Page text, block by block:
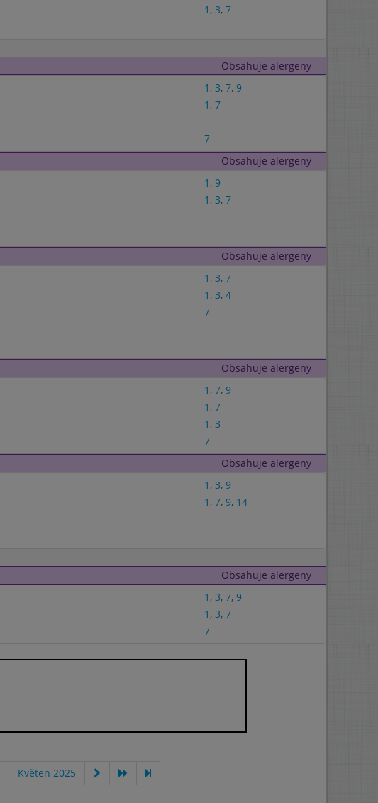
1 , 3, 7
Obsahuje alergeny
1 , 3, 7, 9
1 , 7
7
Obsahuje alergeny
1 , 9
1 , 3, 7
Obsahuje alergeny
1 , 3, 7
1 , 3, 4
7
Obsahuje alergeny
1 , 7, 9
1 , 7
1 , 3
7
Obsahuje alergeny
1 , 3, 9
1 , 7, 9, 14
Obsahuje alergeny
1 , 3, 7, 9
1 , 3, 7
7
Květen 2025